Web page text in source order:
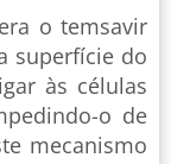
o temsavir
superfície do
às células
o de
mecanismo